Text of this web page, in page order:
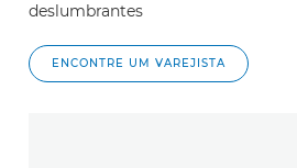
deslumbrantes
ENCONTRE UM VAREJISTA